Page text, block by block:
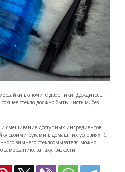
включите дворники. Дождитесь,
стекло должно быть чистым, без
смешивание доступных ингредиентов
своими руками в домашних условиях. С
зимнего стеклоомывателя можно
запаху, вязкости.